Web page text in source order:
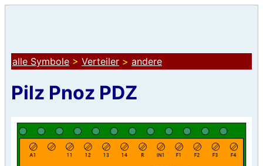
alle Symbole > Verteiler > andere
Pilz Pnoz PDZ